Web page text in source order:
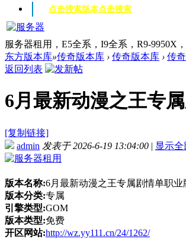
点击搜索版本点击搜索
服务器租用，E5全系，I9全系，R9-9950X
东方版本库»传奇版本库 › 传奇版本库 › 传
返回列表
6月最新动漫之王专
[复制链接]
admin 发表于 2026-6-19 13:04:00 | 显示
版本名称:6月最新动漫之王专属剧情单职
版本分类:专属
引擎类型:GOM
版本类型:免费
开区网站:http://wz.yy111.cn/24/1262/